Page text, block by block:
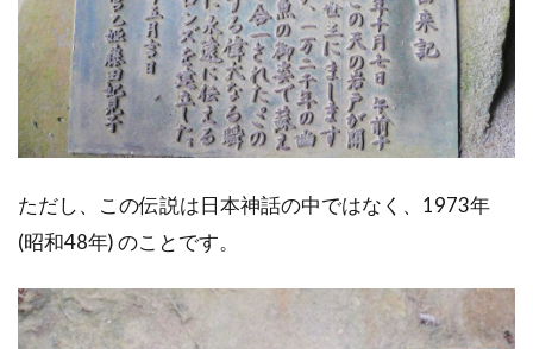
ただし、この伝説は日本神話の中ではなく、1973年
(昭和48年) のことです。